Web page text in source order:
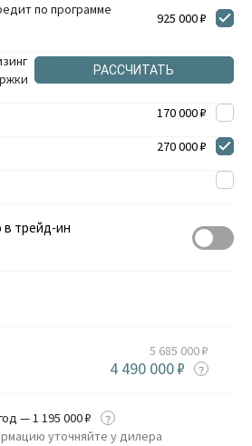
по программе
925 000 ₽
РАССЧИТАТЬ
170 000 ₽
270 000 ₽
в трейд-ин
5 685 000 ₽
4 490 000 ₽
— 1 195 000 ₽
уточняйте у дилера